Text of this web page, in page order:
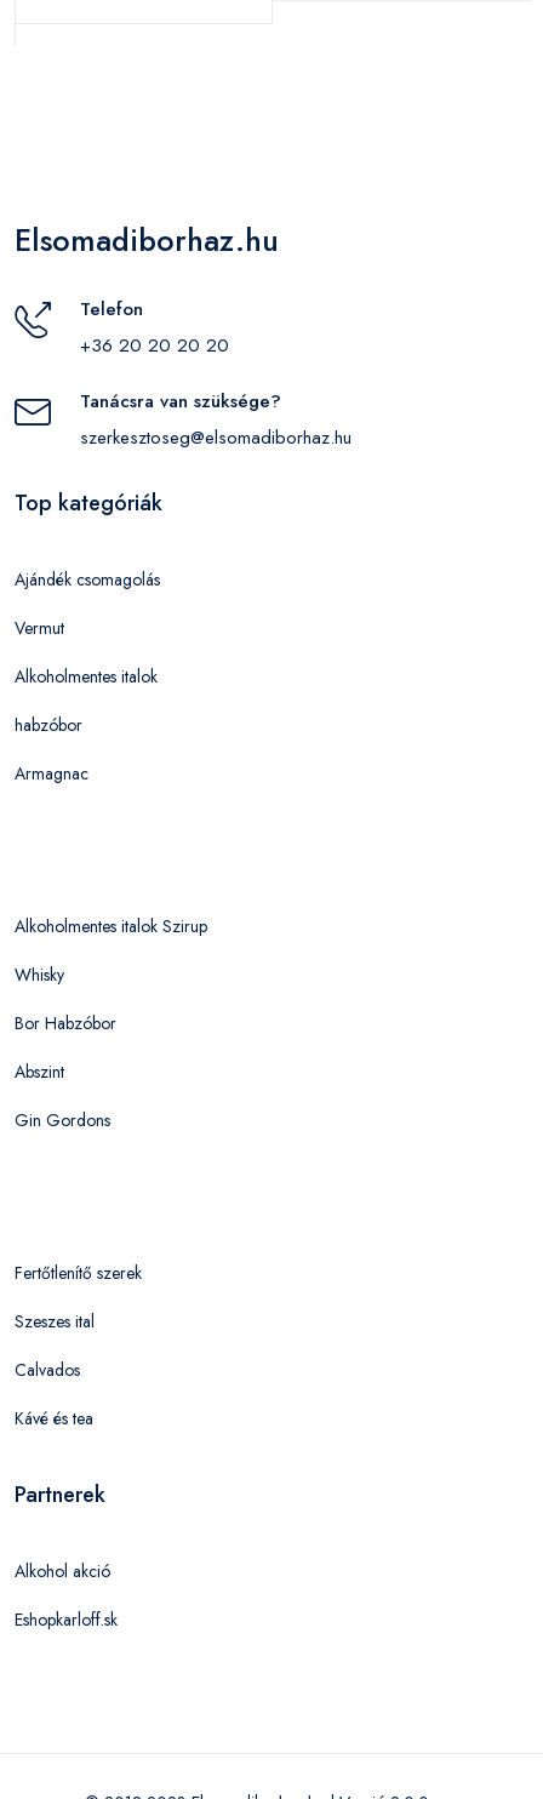
Elsomadiborhaz.hu
Telefon
+36 20 20 20 20
Tanácsra van szüksége?
szerkesztoseg@elsomadiborhaz.hu
Top kategóriák
Ajándék csomagolás
Vermut
Alkoholmentes italok
habzóbor
Armagnac
Alkoholmentes italok Szirup
Whisky
Bor Habzóbor
Abszint
Gin Gordons
Fertőtlenítő szerek
Szeszes ital
Calvados
Kávé és tea
Partnerek
Alkohol akció
Eshopkarloff.sk